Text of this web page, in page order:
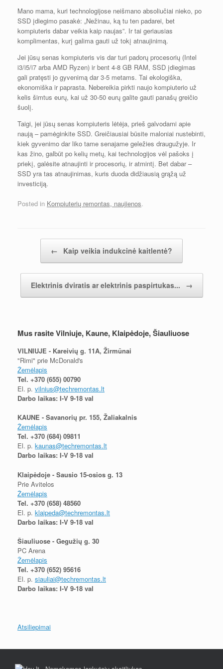
Mano mama, kuri technologijose neišmano absoliučiai nieko, po
SSD įdiegimo pasakė: „Nežinau, ką tu ten padarei, bet
kompiuteris dabar veikia kaip naujas”. Ir tai geriausias
komplimentas, kurį galima gauti už tokį atnaujinimą.
Jei jūsų senas kompiuteris vis dar turi padorų procesorių (Intel
i3/i5/i7 arba AMD Ryzen) ir bent 4-8 GB RAM, SSD įdiegimas
gali pratęsti jo gyvenimą dar 3-5 metams. Tai ekologiška,
ekonomiška ir paprasta. Nebereikia pirkti naujo kompiuterio už
kelis šimtus eurų, kai už 30-50 eurų galite gauti panašų greičio
šuolį.
Taigi, jei jūsų senas kompiuteris lėtėja, prieš galvodami apie
naują – pamėginkite SSD. Greičiausiai būsite maloniai nustebinti,
kiek gyvenimo dar liko tame senajame geležies draugužyje. Ir
kas žino, galbūt po kelių metų, kai technologijos vėl pašoks į
priekį, galėsite atnaujinti ir procesorių, ir atmintį. Bet dabar –
SSD yra tas atnaujinimas, kuris duoda didžiausią grąžą už
investiciją.
Posted in Kompiuterių remontas, naujienos.
← Kaip veikia indukcinė kaitlentė?
Elektrinis dviratis ar elektrinis paspirtukas... →
Mus rasite Vilniuje, Kaune, Klaipėdoje, Šiauliuose
VILNIUJE - Kareivių g. 11A, Žirmūnai
"Rimi" prie McDonald's
Žemėlapis
Tel. +370 (655) 00790
El. p. vilnius@techremontas.lt
Darbo laikas: I-V 9-18 val
KAUNE - Savanorių pr. 155, Žaliakalnis
Žemėlapis
Tel. +370 (684) 09811
El. p. kaunas@techremontas.lt
Darbo laikas: I-V 9-18 val
Klaipėdoje - Sausio 15-osios g. 13
Prie Avitelos
Žemėlapis
Tel. +370 (658) 48560
El. p. klaipeda@techremontas.lt
Darbo laikas: I-V 9-18 val
Šiauliuose - Gegužių g. 30
PC Arena
Žemėlapis
Tel. +370 (652) 95616
El. p. siauliai@techremontas.lt
Darbo laikas: I-V 9-18 val
Atsiliepimai